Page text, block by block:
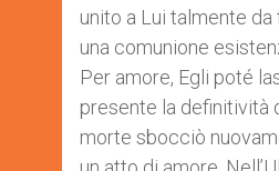
unito a Lui talmente da
una comunione
Per amore, Egli poté
presente la definitività
morte sbocciò